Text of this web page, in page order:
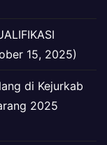
15, 2025)
di Kejurkab
2025